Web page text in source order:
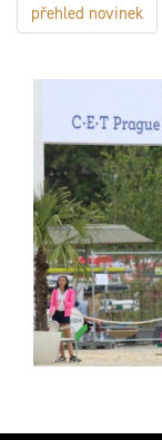
přehled novinek